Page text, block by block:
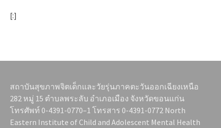
[:]
สถาบันสุขภาพจิตเด็กและวัยรุ่นภาคตะวันออกเฉียงเหนือ
282 หมู่ 15 ตำบลพระลับ อำเภอเมือง จังหวัดขอนแก่น
โทรศัพท์ 0-4391-0770–1 โทรสาร 0-4391-0772 North
Eastern Institute of Child and Adolescent Mental Health